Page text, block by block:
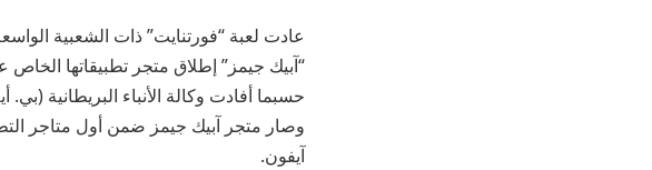
عادت لعبة “فورتنايت” ذات الشعبية
“آبيك جيمز” إطلاق متجر تطبيقاتها
حسبما أفادت وكالة الأنباء البريطانية (بي.
وصار متجر آبيك جيمز ضمن أول متاجر
آيفون.